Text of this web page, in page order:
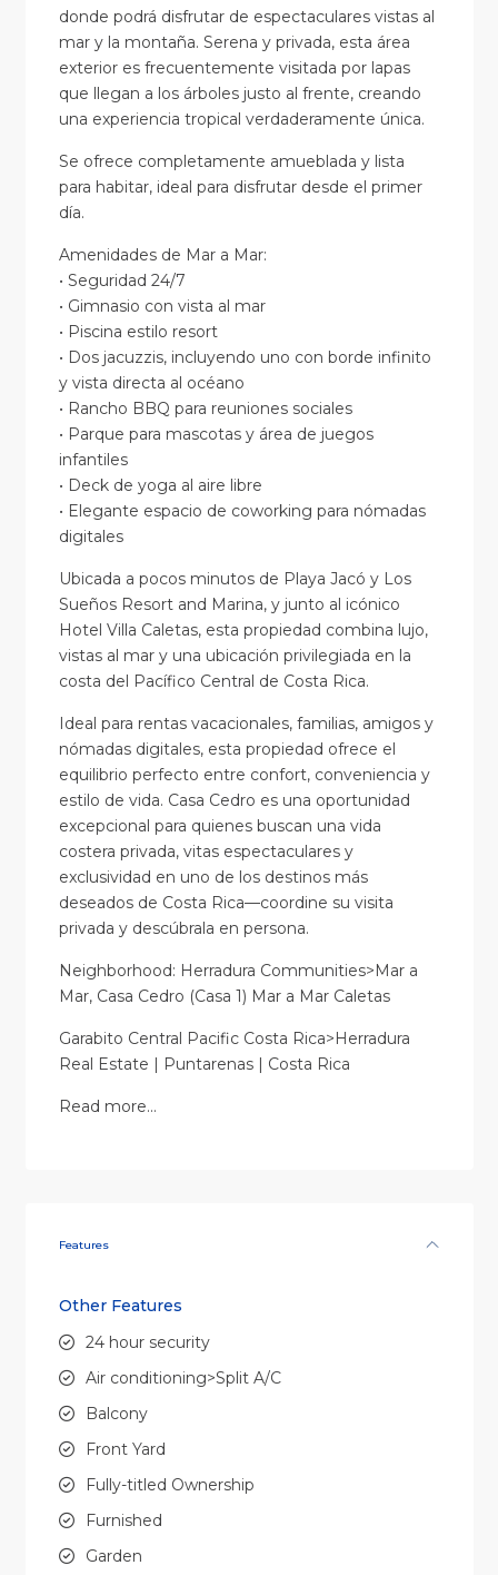
donde podrá disfrutar de espectaculares vistas al
mar y la montaña. Serena y privada, esta área
exterior es frecuentemente visitada por lapas
que llegan a los árboles justo al frente, creando
una experiencia tropical verdaderamente única.
Se ofrece completamente amueblada y lista
para habitar, ideal para disfrutar desde el primer
día.
Amenidades de Mar a Mar:
• Seguridad 24/7
• Gimnasio con vista al mar
• Piscina estilo resort
• Dos jacuzzis, incluyendo uno con borde infinito
y vista directa al océano
• Rancho BBQ para reuniones sociales
• Parque para mascotas y área de juegos
infantiles
• Deck de yoga al aire libre
• Elegante espacio de coworking para nómadas
digitales
Ubicada a pocos minutos de Playa Jacó y Los
Sueños Resort and Marina, y junto al icónico
Hotel Villa Caletas, esta propiedad combina lujo,
vistas al mar y una ubicación privilegiada en la
costa del Pacífico Central de Costa Rica.
Ideal para rentas vacacionales, familias, amigos y
nómadas digitales, esta propiedad ofrece el
equilibrio perfecto entre confort, conveniencia y
estilo de vida. Casa Cedro es una oportunidad
excepcional para quienes buscan una vida
costera privada, vitas espectaculares y
exclusividad en uno de los destinos más
deseados de Costa Rica—coordine su visita
privada y descúbrala en persona.
Neighborhood: Herradura Communities>Mar a
Mar, Casa Cedro (Casa 1) Mar a Mar Caletas
Garabito Central Pacific Costa Rica>Herradura
Real Estate | Puntarenas | Costa Rica
Read more…
Features
Other Features
24 hour security
Air conditioning>Split A/C
Balcony
Front Yard
Fully-titled Ownership
Furnished
Garden